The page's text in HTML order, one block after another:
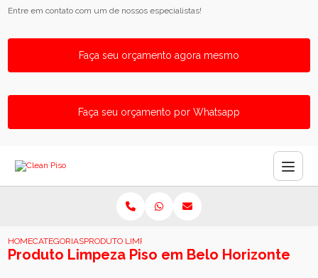
Entre em contato com um de nossos especialistas!
Faça seu orçamento agora mesmo
Faça seu orçamento por Whatsapp
HOMECATEGORIASPRODUTO LIMPEZA PISO EM BELO HORIZONTE
Produto Limpeza Piso em Belo Horizonte